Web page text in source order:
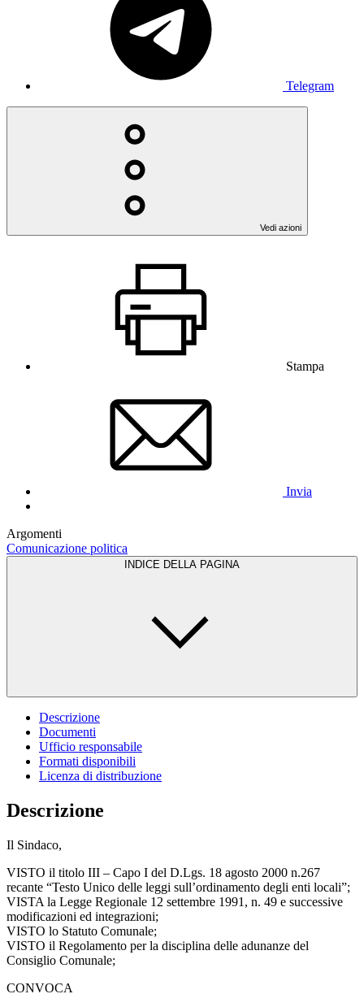
Telegram
Vedi azioni
Stampa
Invia
Argomenti
Comunicazione politica
INDICE DELLA PAGINA
Descrizione
Documenti
Ufficio responsabile
Formati disponibili
Licenza di distribuzione
Descrizione
Il Sindaco,
VISTO il titolo III – Capo I del D.Lgs. 18 agosto 2000 n.267
recante “Testo Unico delle leggi sull’ordinamento degli enti locali”;
VISTA la Legge Regionale 12 settembre 1991, n. 49 e successive
modificazioni ed integrazioni;
VISTO lo Statuto Comunale;
VISTO il Regolamento per la disciplina delle adunanze del
Consiglio Comunale;
CONVOCA